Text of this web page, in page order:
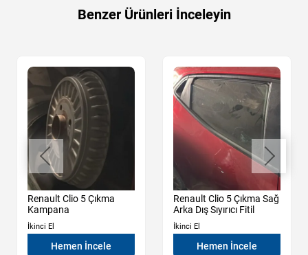
Benzer Ürünleri İnceleyin
Renault Clio 5 Çıkma
Kampana
İkinci El
Hemen İncele
Renault Clio 5 Çıkma Sağ
Arka Dış Sıyırıcı Fitil
İkinci El
Hemen İncele